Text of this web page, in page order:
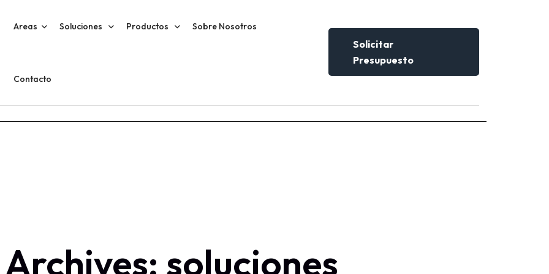
Areas Soluciones Productos Sobre Nosotros
Contacto
Solicitar
Presupuesto
soluciones